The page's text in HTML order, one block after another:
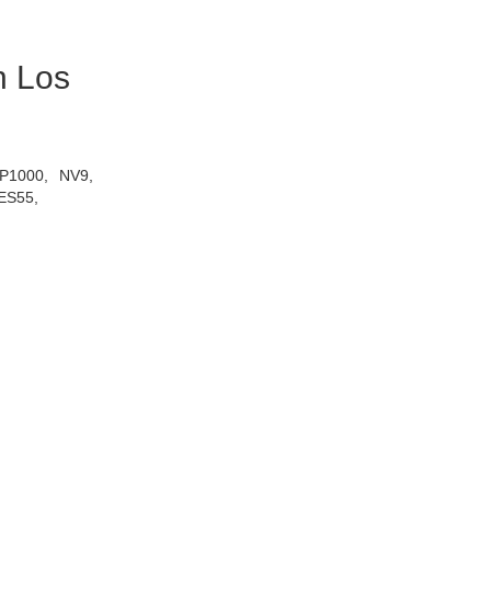
Los
P1000,
NV9,